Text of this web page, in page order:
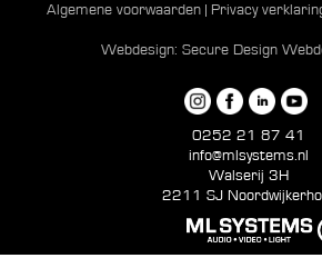
Algemene voorwaarden| Privacy
Webdesign: Secure Design
0252 21 87 41
info@mlsystems.nl
Walserij 3H
2211 SJ